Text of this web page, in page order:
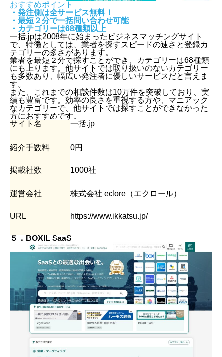
おすすめポイント
・発注側は全サービス無料！
・最短２分で一括問い合わせ可能
・カテゴリーは68種類以上
一括.jpは2008年に始まったビジネスマッチングサイト
で、特徴としては、業者を探すスピードの速さと登録カ
テゴリーの多さがあります。
業者を最短２分で探すことができ、カテゴリーは68種類
にも上ります。他サイトでは取り扱いのないカテゴリー
も多数あり、幅広い発注者に優しいサービスだと言えま
す。
また、これまでの相談件数は10万件を突破しており、実
績も豊富です。効率の良さを重視する方や、マニアック
なカテゴリーで、他サイトでは探すことができなかった
方におすすめです。
サイト名
一括.jp
紹介手数料 0円
掲載社数 1000社
運営会社 株式会社 eclore（エクロール）
URL https://www.ikkatsu.jp/
５．BOXIL SaaS